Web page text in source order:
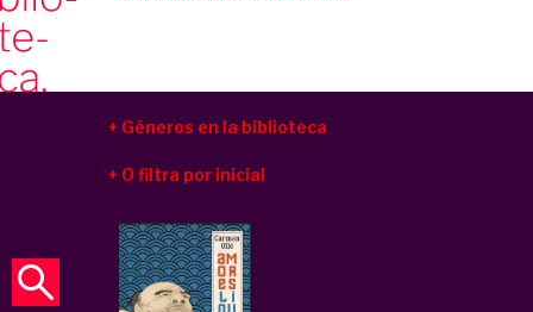
Géneros en la biblioteca
O filtra por inicial